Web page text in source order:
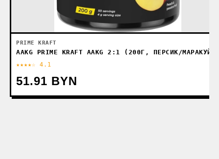
PRIME KRAFT
AAKG PRIME KRAFT AAKG 2:1 (200Г, ПЕРСИК/
★★★★☆ 4.1
51.91 BYN